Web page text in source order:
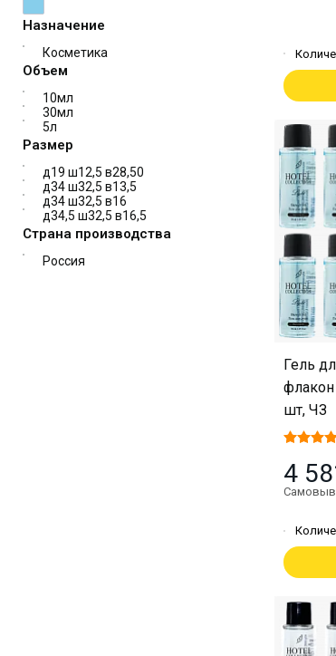
Назначение
Косметика
Объем
10мл
30мл
5л
Размер
д19 ш12,5 в28,50
д34 ш32,5 в13,5
д34 ш32,5 в16
д34,5 ш32,5 в16,5
Страна производства
Россия
Гель
флакон
шт, ЧЗ
4